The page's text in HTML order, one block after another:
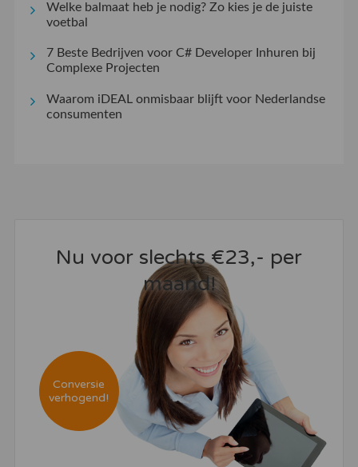
Welke balmaat heb je nodig? Zo kies je de juiste
voetbal
7 Beste Bedrijven voor C# Developer Inhuren bij
Complexe Projecten
Waarom iDEAL onmisbaar blijft voor Nederlandse
consumenten
Nu voor slechts €23,- per
maand!
Conversie
verhogend!